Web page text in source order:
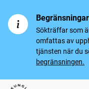
Sökträffar som
omfattas av
tjänsten när du
begränsningen.